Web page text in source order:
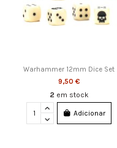
Warhammer 12mm Dice Set
9,50 €
2 em stock
Adicionar